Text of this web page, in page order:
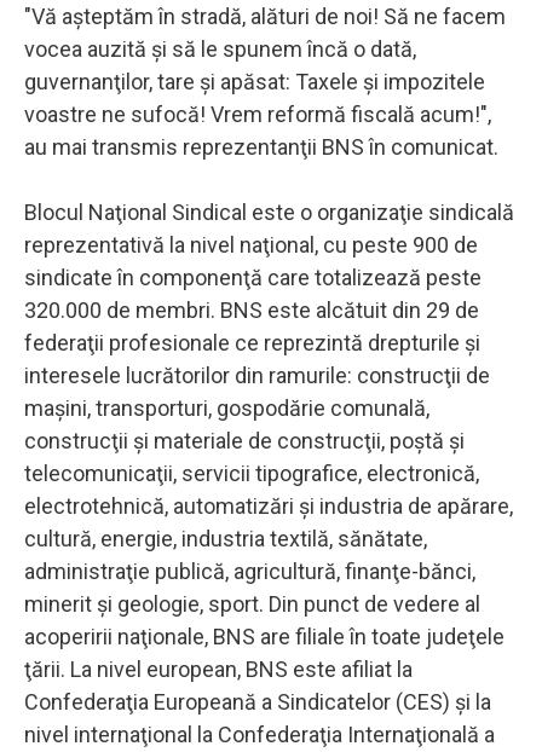
"Vă aşteptăm în stradă, alături de noi! Să ne facem
vocea auzită şi să le spunem încă o dată,
guvernanţilor, tare şi apăsat: Taxele şi impozitele
voastre ne sufocă! Vrem reformă fiscală acum!",
au mai transmis reprezentanţii BNS în comunicat.
Blocul Naţional Sindical este o organizaţie sindicală
reprezentativă la nivel naţional, cu peste 900 de
sindicate în componenţă care totalizează peste
320.000 de membri. BNS este alcătuit din 29 de
federaţii profesionale ce reprezintă drepturile şi
interesele lucrătorilor din ramurile: construcţii de
maşini, transporturi, gospodărie comunală,
construcţii şi materiale de construcţii, poştă şi
telecomunicaţii, servicii tipografice, electronică,
electrotehnică, automatizări şi industria de apărare,
cultură, energie, industria textilă, sănătate,
administraţie publică, agricultură, finanţe-bănci,
minerit şi geologie, sport. Din punct de vedere al
acoperirii naţionale, BNS are filiale în toate judeţele
ţării. La nivel european, BNS este afiliat la
Confederaţia Europeană a Sindicatelor (CES) şi la
nivel internaţional la Confederaţia Internaţională a